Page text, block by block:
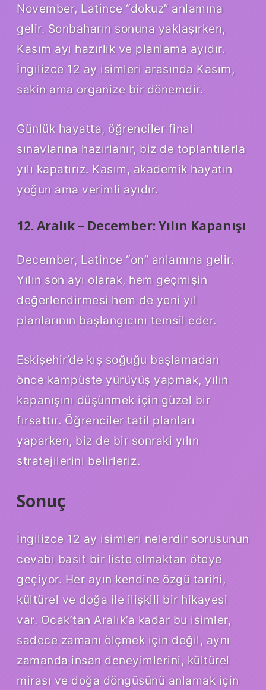
November, Latince “dokuz” anlamına
gelir. Sonbaharın sonuna yaklaşırken,
Kasım ayı hazırlık ve planlama ayıdır.
İngilizce 12 ay isimleri arasında Kasım,
sakin ama organize bir dönemdir.
Günlük hayatta, öğrenciler final
sınavlarına hazırlanır, biz de toplantılarla
yılı kapatırız. Kasım, akademik hayatın
yoğun ama verimli ayıdır.
12. Aralık – December: Yılın Kapanışı
December, Latince “on” anlamına gelir.
Yılın son ayı olarak, hem geçmişin
değerlendirmesi hem de yeni yıl
planlarının başlangıcını temsil eder.
Eskişehir’de kış soğuğu başlamadan
önce kampüste yürüyüş yapmak, yılın
kapanışını düşünmek için güzel bir
fırsattır. Öğrenciler tatil planları
yaparken, biz de bir sonraki yılın
stratejilerini belirleriz.
Sonuç
İngilizce 12 ay isimleri nelerdir sorusunun
cevabı basit bir liste olmaktan öteye
geçiyor. Her ayın kendine özgü tarihi,
kültürel ve doğa ile ilişkili bir hikayesi
var. Ocak’tan Aralık’a kadar bu isimler,
sadece zamanı ölçmek için değil, aynı
zamanda insan deneyimlerini, kültürel
mirası ve doğa döngüsünü anlamak için